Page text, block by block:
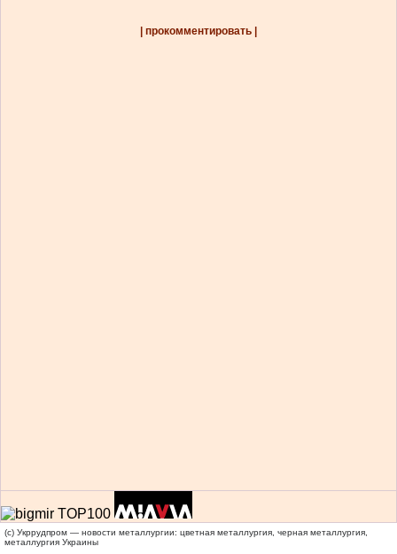
| прокомментировать |
(c) Укррудпром — новости металлургии: цветная металлургия, черная металлургия,
металлургия Украины